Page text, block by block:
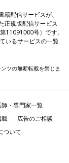
配信サービスが、
正規版配信サービス
11091000号）です。
いるサービスの一覧
ツの無断転載を禁じま
師・専門家一覧
載
広告のご相談
ついて